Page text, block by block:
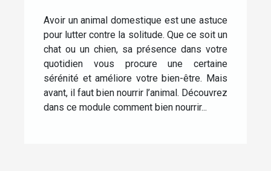
Avoir un animal domestique est une astuce
pour lutter contre la solitude. Que ce soit un
chat ou un chien, sa présence dans votre
quotidien vous procure une certaine
sérénité et améliore votre bien-être. Mais
avant, il faut bien nourrir l’animal. Découvrez
dans ce module comment bien nourrir...